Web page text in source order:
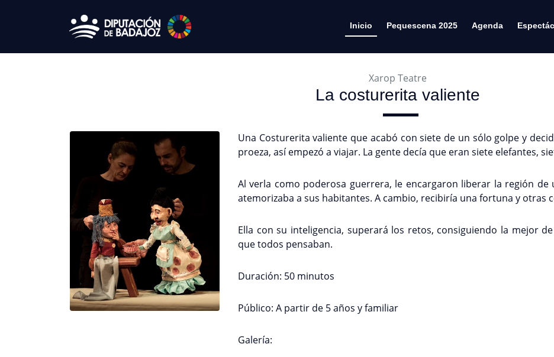
Inicio Pequescena 2025 Agenda
Xarop Teatre
La costurerita valiente
Una Costurerita valiente que acabó con siete de un sólo golpe y
proeza, así empezó a viajar. La gente decía que eran siete elefantes,
Al verla como poderosa guerrera, le encargaron liberar la región
atemorizaba a sus habitantes. A cambio, recibiría una fortuna y otras
Ella con su inteligencia, superará los retos, consiguiendo la mejor
que todos pensaban.
Duración: 50 minutos
Público: A partir de 5 años y familiar
Galería: